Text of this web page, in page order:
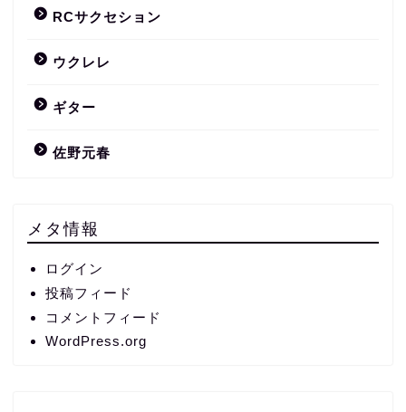
RCサクセション
ウクレレ
ギター
佐野元春
メタ情報
ログイン
投稿フィード
コメントフィード
WordPress.org